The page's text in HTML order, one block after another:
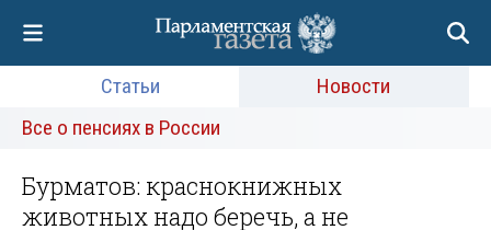
Статьи
Новости
Все о пенсиях в России
Бурматов: краснокнижных
животных надо беречь, а не